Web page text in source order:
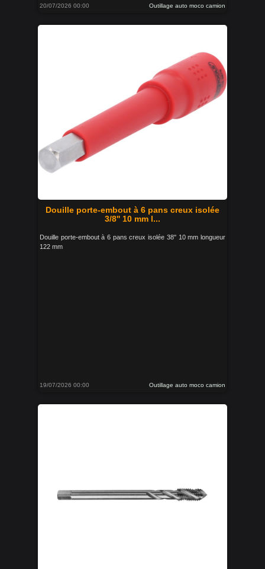
20/07/2026 00:00 Outillage auto moco camion
Douille porte-embout à 6 pans creux isolée
3/8'' 10 mm l...
Douille porte-embout à 6 pans creux isolée 38'' 10 mm longueur
122 mm
19/07/2026 00:00 Outillage auto moco camion